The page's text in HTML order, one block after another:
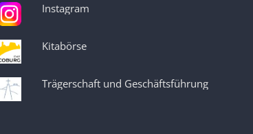
Instagram
Kitabörse
Trägerschaft und Geschäftsführung